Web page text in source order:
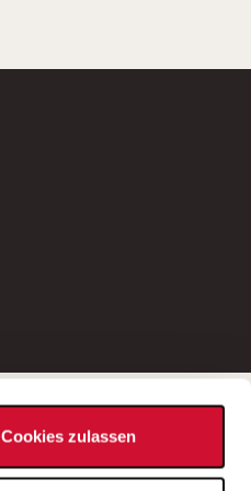
Cookies zulassen